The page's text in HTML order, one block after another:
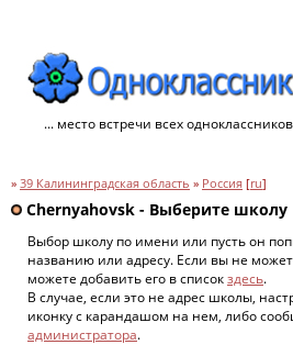
... место встречи всех одноклассников
» 39 Калининградская область » Россия [ru]
Chernyahovsk - Выберите школу
Выбор школу по имени или пусть он
названию или адресу. Если вы не
можете добавить его в списокздесь.
В случае, если это не адрес школы,
иконку с карандашом на нем, либо
администратора.